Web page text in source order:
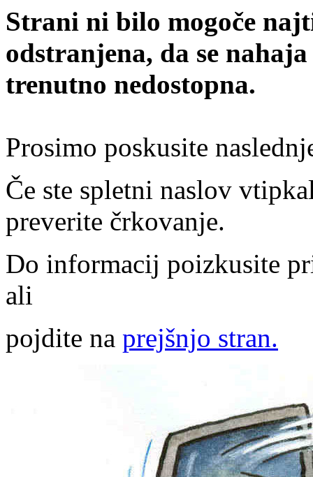
Strani ni bilo mogoče
odstranjena, da se
trenutno nedostopna.
Prosimo poskusite
Če ste spletni naslov
preverite črkovanje.
Do informacij poizkusite
ali
pojdite na prejšnjo stran.